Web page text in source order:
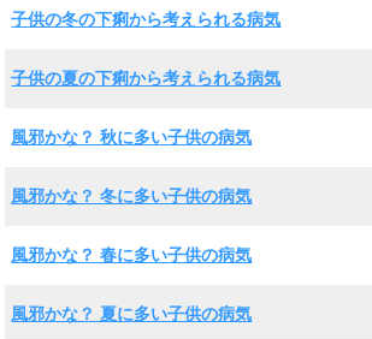
子供の冬の下痢から考えられる病気
子供の夏の下痢から考えられる病気
風邪かな？ 秋に多い子供の病気
風邪かな？ 冬に多い子供の病気
風邪かな？ 春に多い子供の病気
風邪かな？ 夏に多い子供の病気